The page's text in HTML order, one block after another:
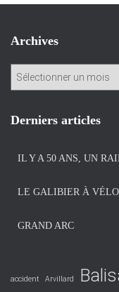
Archives
h
Derniers articles
IL Y A 50 ANS, UN
LE GALIBIER À
GRAND ARC
accident Arvillard